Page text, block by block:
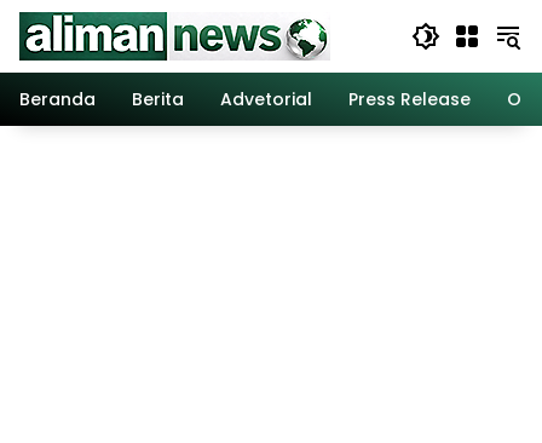
Langsung
konten
Beranda
Berita Advetorial Press Release